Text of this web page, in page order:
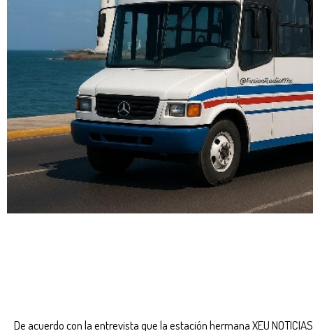
De acuerdo con la entrevista que la estación hermana XEU NOTICIAS